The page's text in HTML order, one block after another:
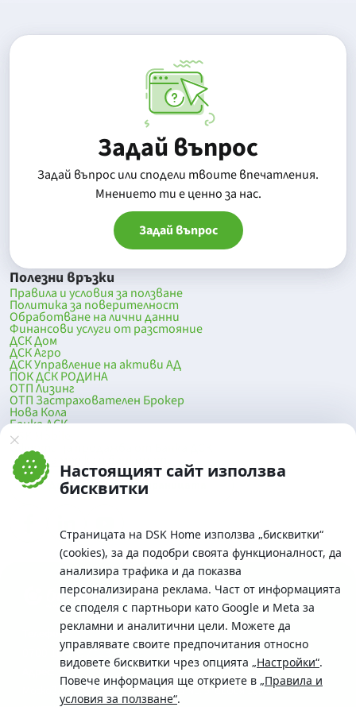
Настоящият сайт използва
бисквитки
Страницата на DSK Home използва „бисквитки“
(cookies), за да подобри своята функционалност, да
анализира трафика и да показва
персонализирана реклама. Част от информацията
се споделя с партньори като Google и Meta за
рекламни и аналитични цели. Можете да
управлявате своите предпочитания относно
видовете бисквитки чрез опцията „Настройки“.
Повече информация ще откриете в „Правила и
условия за ползване“.
Задай въпрос
Задай въпрос или сподели твоите впечатления.
Mнението ти е ценно за нас.
Задай въпрос
Полезни връзки
Правила и условия за ползване
Политика за поверителност
Обработване на лични данни
Финансови услуги от разстояние
ДСК Дом
ДСК Агро
ДСК Управление на активи АД
ПОК ДСК РОДИНА
ОТП Лизинг
ОТП Застрахователен Брокер
Нова Кола
Банка ДСК
DSK Mobile
Оферти за продажба от Банка ДСК
Клонова мрежа и банкомати
До началото на страницата
Телефон:
0700 10 375 / *2375
Московска No.19 / ул. Г. Бенковски No. 5, София 1036